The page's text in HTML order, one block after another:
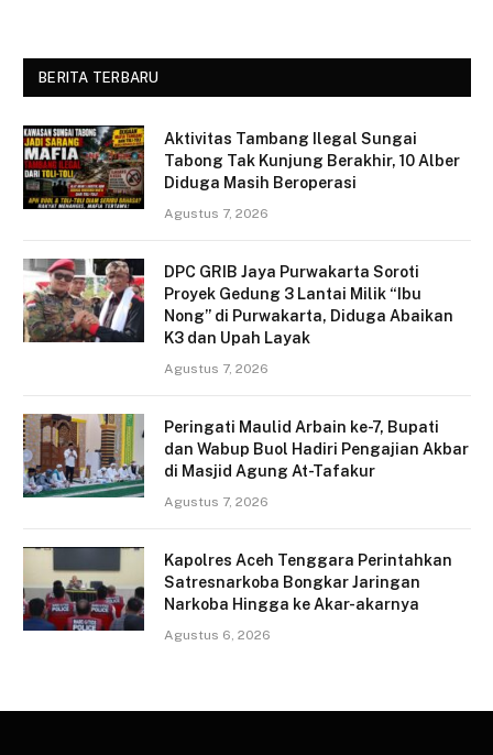
BERITA TERBARU
Aktivitas Tambang Ilegal Sungai
Tabong Tak Kunjung Berakhir, 10 Alber
Diduga Masih Beroperasi
Agustus 7, 2026
DPC GRIB Jaya Purwakarta Soroti
Proyek Gedung 3 Lantai Milik “Ibu
Nong” di Purwakarta, Diduga Abaikan
K3 dan Upah Layak
Agustus 7, 2026
Peringati Maulid Arbain ke-7, Bupati
dan Wabup Buol Hadiri Pengajian Akbar
di Masjid Agung At-Tafakur
Agustus 7, 2026
Kapolres Aceh Tenggara Perintahkan
Satresnarkoba Bongkar Jaringan
Narkoba Hingga ke Akar-akarnya
Agustus 6, 2026